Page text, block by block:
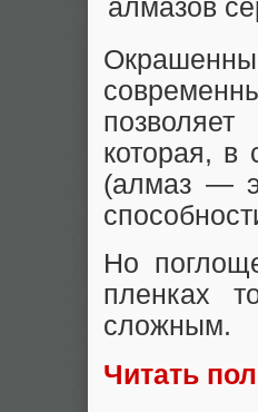
которая, в
(алмаз —
Но
пленках
сложным.
Читать